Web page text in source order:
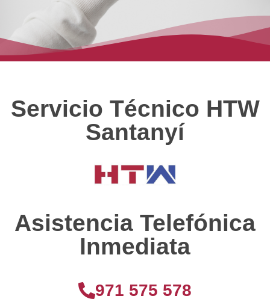
Servicio Técnico HTW
Santanyí
Asistencia Telefónica
Inmediata
971 575 578